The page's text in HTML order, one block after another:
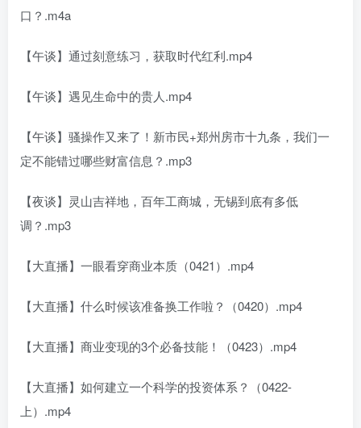
口？.m4a
【午谈】通过刻意练习，获取时代红利.mp4
【午谈】遇见生命中的贵人.mp4
【午谈】骚操作又来了！新市民+郑州房市十九条，我们一
定不能错过哪些财富信息？.mp3
【夜谈】灵山吉祥地，百年工商城，无锡到底有多低
调？.mp3
【大直播】一眼看穿商业本质（0421）.mp4
【大直播】什么时候该准备换工作啦？（0420）.mp4
【大直播】商业变现的3个必备技能！（0423）.mp4
【大直播】如何建立一个科学的投资体系？（0422-
上）.mp4